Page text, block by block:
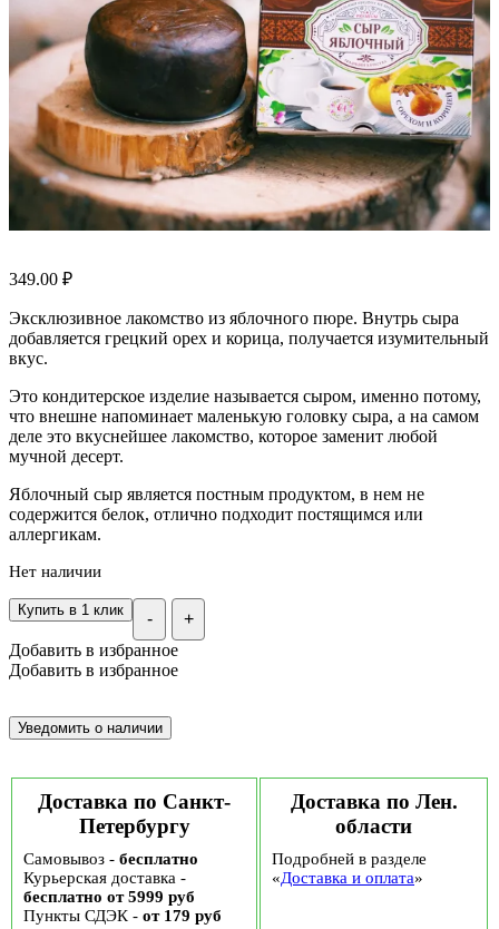
349.00 ₽
Эксклюзивное лакомство из яблочного пюре. Внутрь сыра
добавляется грецкий орех и корица, получается изумительный
вкус.
Это кондитерское изделие называется сыром, именно потому,
что внешне напоминает маленькую головку сыра, а на самом
деле это вкуснейшее лакомство, которое заменит любой
мучной десерт.
Яблочный сыр является постным продуктом, в нем не
содержится белок, отлично подходит постящимся или
аллергикам.
Нет наличии
- +
Купить в 1 клик
Добавить в избранное
Добавить в избранное
Доставка по Санкт-
Петербургу
Самовывоз - бесплатно
Курьерская доставка -
бесплатно от 5999 руб
Пункты СДЭК - от 179 руб
Доставка по Лен.
области
Подробней в разделе
«Доставка и оплата»